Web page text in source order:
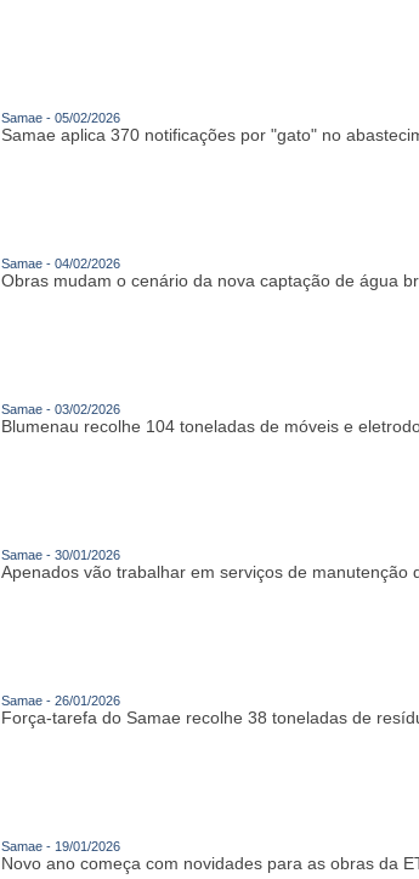
Samae - 05/02/2026
Samae aplica 370 notificações por "gato" no
Samae - 04/02/2026
Obras mudam o cenário da nova captação de água
Samae - 03/02/2026
Blumenau recolhe 104 toneladas de móveis e
Samae - 30/01/2026
Apenados vão trabalhar em serviços de manutenção
Samae - 26/01/2026
Força-tarefa do Samae recolhe 38 toneladas de
Samae - 19/01/2026
Novo ano começa com novidades para as obras da